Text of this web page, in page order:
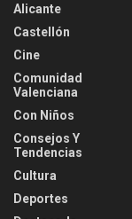
Alicante
Castellón
Cine
Comunidad
Valenciana
Con Niños
Consejos Y
Tendencias
Cultura
Deportes